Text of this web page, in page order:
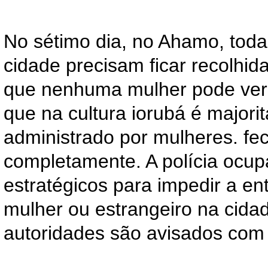
No sétimo dia, no Ahamo,
cidade precisam ficar
que nenhuma mulher pode
que na cultura iorubá é
administrado por mulheres.
completamente. A polícia
estratégicos para impedir a
mulher ou estrangeiro na
autoridades são avisados